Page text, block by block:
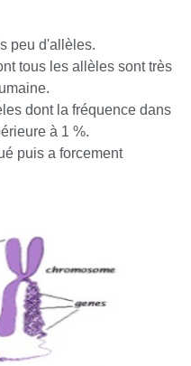
peu d'allèles.
tous les allèles sont très
dont la fréquence dans
à 1 %.
puis a forcement